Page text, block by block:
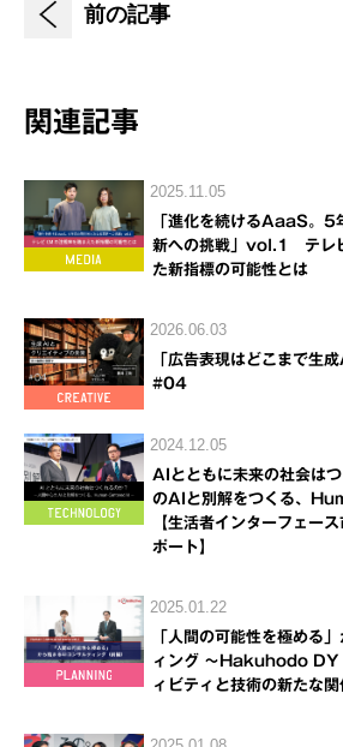
前の記事
関連記事
2025.11.05
「進化を続けるAaaS。5
新への挑戦」vol.1 テレ
た新指標の可能性とは
2026.06.03
「広告表現はどこまで生
#04
2024.12.05
AIとともに未来の社会は
のAIと別解をつくる、
【生活者インターフェー
ポート】
2025.01.22
「人間の可能性を極める
ィング ～Hakuhodo DY
ィビティと技術の新たな関